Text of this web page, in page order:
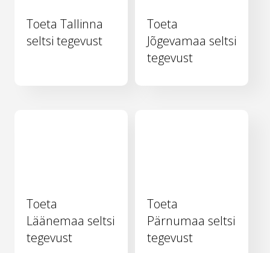
Toeta Tallinna
seltsi tegevust
Toeta
Jõgevamaa seltsi
tegevust
Toeta
Läänemaa seltsi
tegevust
Toeta
Pärnumaa seltsi
tegevust